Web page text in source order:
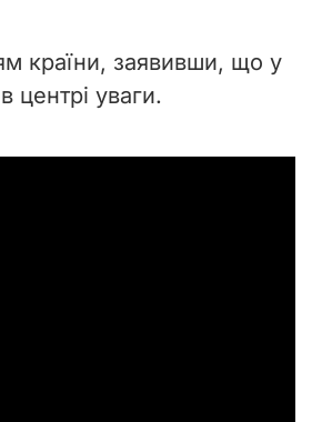
країни, заявивши, що у
центрі уваги.